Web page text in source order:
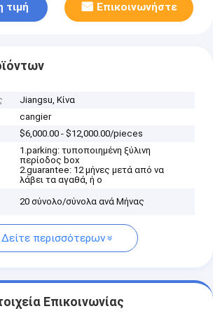
τιμή Επικοινωνήστε
Jiangsu, Κίνα
cangier
$6,000.00 - $12,000.00/pieces
1.parking: τυποποιημένη ξύλινη
περίοδος box
2.guarantee: 12 μήνες μετά από να
λάβει τα αγαθά, ή ο
20 σύνολο/σύνολα ανά Μήνας
Δείτε περισσότερων
Επικοινωνίας